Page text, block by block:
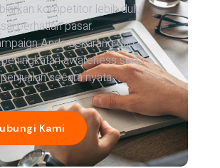
kompetitor lebih dulu
perhatian pasar.
Anda sekarang dan
awareness serta
secara nyata.
Kami